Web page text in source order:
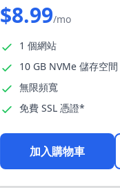
$8.99/mo
1 個網站
10 GB NVMe 儲存空間
無限頻寬
免費 SSL 憑證*
加入購物車